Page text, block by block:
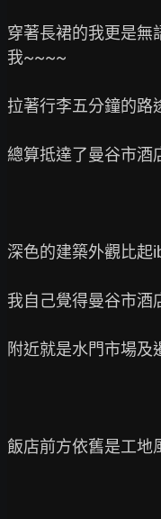
穿著長裙的我更是無
我~~~~
拉著行李五分鐘的路
總算抵達了曼谷市酒
深色的建築外觀比起
我自己覺得曼谷市酒
附近就是水門市場及
飯店前方依舊是工地